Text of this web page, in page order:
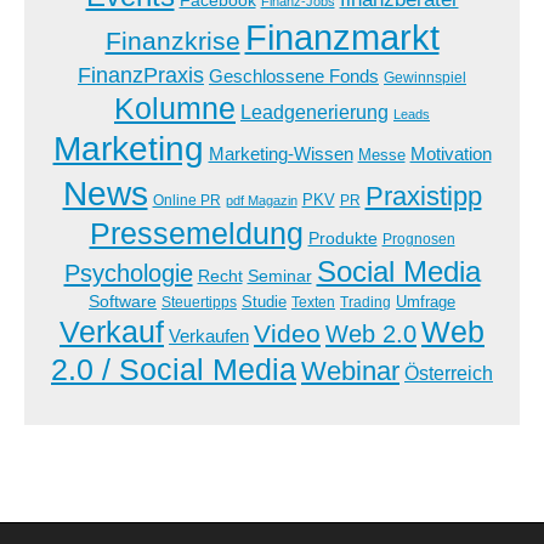
Finanzkrise Finanzmarkt
FinanzPraxis Geschlossene Fonds Gewinnspiel
Kolumne Leadgenerierung Leads
Marketing Marketing-Wissen Messe Motivation
News Online PR pdf Magazin PKV PR Praxistipp
Pressemeldung Produkte Prognosen
Psychologie Recht Seminar Social Media
Software Steuertipps Studie Texten Trading Umfrage
Verkauf Verkaufen Video Web 2.0Web
2.0 / Social MediaWebinar Österreich